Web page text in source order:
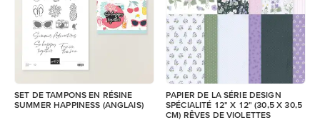
SET DE TAMPONS EN RÉSINE
SUMMER HAPPINESS (ANGLAIS)
PAPIER DE LA SÉRIE DESIGN
SPÉCIALITÉ 12" X 12" (30,5 X 30,5
CM) RÊVES DE VIOLETTES